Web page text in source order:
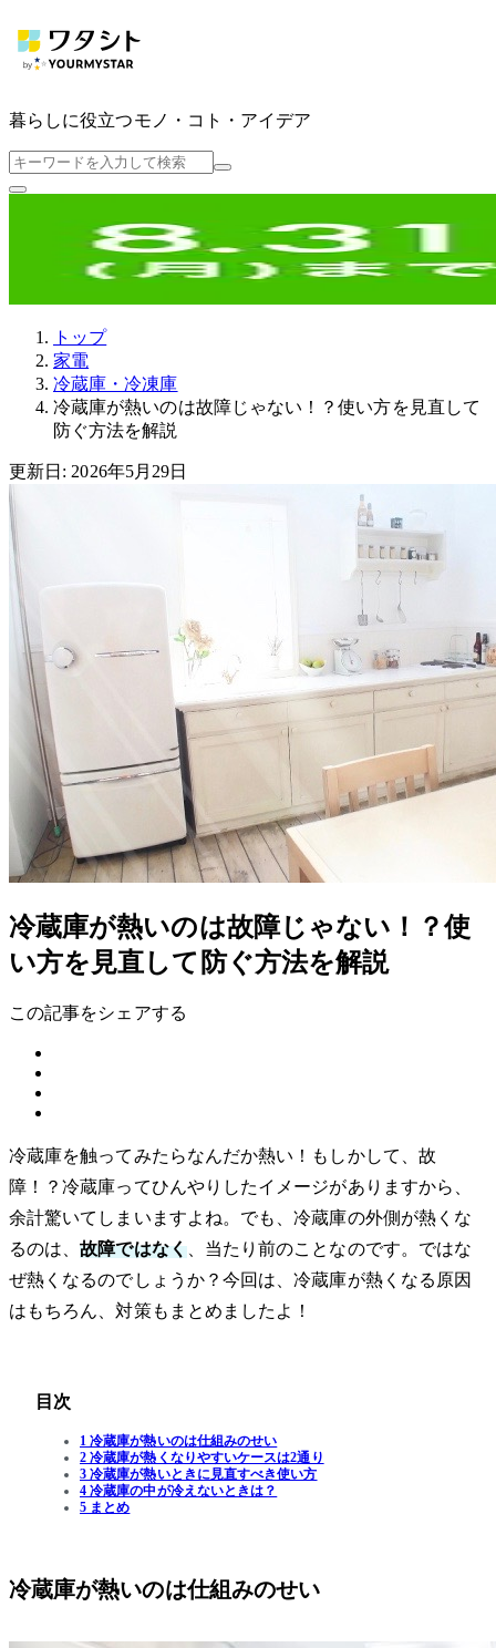
暮らしに役立つモノ・コト・アイデア
トップ
家電
冷蔵庫・冷凍庫
冷蔵庫が熱いのは故障じゃない！？使い方を見直して
防ぐ方法を解説
更新日: 2026年5月29日
冷蔵庫が熱いのは故障じゃない！？使
い方を見直して防ぐ方法を解説
この記事をシェアする
冷蔵庫を触ってみたらなんだか熱い！もしかして、故
障！？冷蔵庫ってひんやりしたイメージがありますから、
余計驚いてしまいますよね。でも、冷蔵庫の外側が熱くな
るのは、故障ではなく、当たり前のことなのです。ではな
ぜ熱くなるのでしょうか？今回は、冷蔵庫が熱くなる原因
はもちろん、対策もまとめましたよ！
目次
1 冷蔵庫が熱いのは仕組みのせい
2 冷蔵庫が熱くなりやすいケースは2通り
3 冷蔵庫が熱いときに見直すべき使い方
4 冷蔵庫の中が冷えないときは？
5 まとめ
冷蔵庫が熱いのは仕組みのせい